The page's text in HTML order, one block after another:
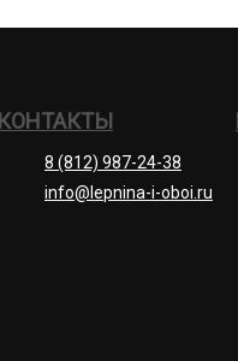
КОНТАКТЫ
8 (812) 987-24-38
info@lepnina-i-oboi.ru